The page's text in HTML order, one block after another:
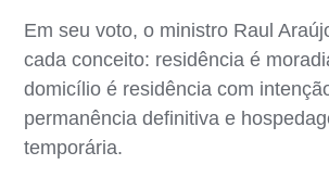
Em seu voto, o ministro Raul
cada conceito: residência é
domicílio é residência com
permanência definitiva e
temporária.